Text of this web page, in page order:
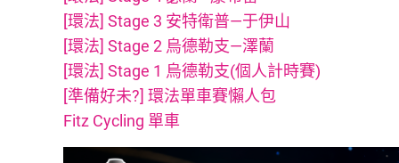
[環法] Stage 3 安特衛普—于伊山
[環法] Stage 2 烏德勒支—澤蘭
[環法] Stage 1 烏德勒支(個人計時賽)
[準備好未?] 環法單車賽懶人包
Fitz Cycling 單車